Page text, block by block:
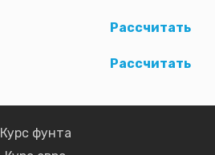
Рассчитать
Рассчитать
Курс фунта